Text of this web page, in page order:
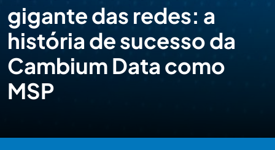
gigante das redes: a
história de sucesso da
Cambium Data como
MSP